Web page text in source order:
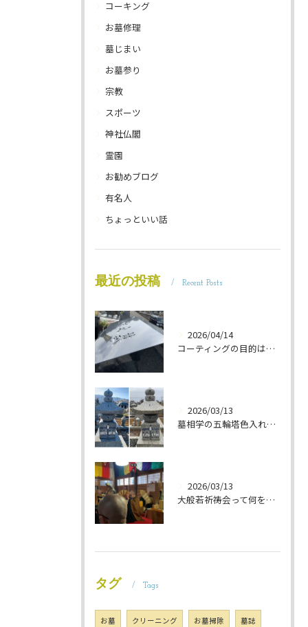
コーキング
お墓修理
墓じまい
お墓参り
宗教
スポーツ
神社仏閣
霊園
お勧めブログ
有名人
ちょっといい話
最近の投稿 Recent Posts
2026/04/14
コーティングの目的は 墓石を保護することです 岐阜のお墓掃除屋「磨き専隊」です
2026/03/13
墓相学の五輪塔色入れ 岐阜のお墓掃除屋「磨き専隊」です
2026/03/13
大般若祈祷会って何をするの？ 岐阜のお墓掃除屋「磨き専隊」です
タグ Tags
お墓 クリーニング お墓掃除 墓誌